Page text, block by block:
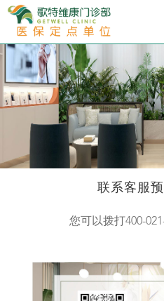
联系客服
您可以拨打400-